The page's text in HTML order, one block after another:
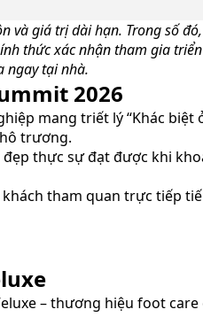
giá trị dài hạn. Trong số
thức xác nhận tham gia
ngay tại nhà.
2026
mang triết lý “Khác
trương.
thực sự đạt được khi
tham quan trực tiếp
– thương hiệu foot